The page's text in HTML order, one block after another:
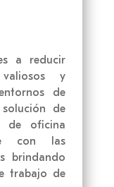
a reducir
y
de
de
de oficina
con las
brindando
trabajo de